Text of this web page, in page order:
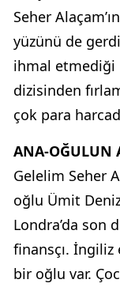
Seher
yüzünü de
ihmal etmediği
dizisinden
çok para
ANA-OĞULUN
Gelelim Seher
oğlu Ümit
Londra’da son
finansçı. İngiliz
bir oğlu var.